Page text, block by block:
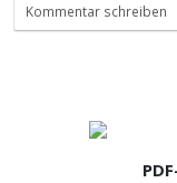
Kommentar schreiben